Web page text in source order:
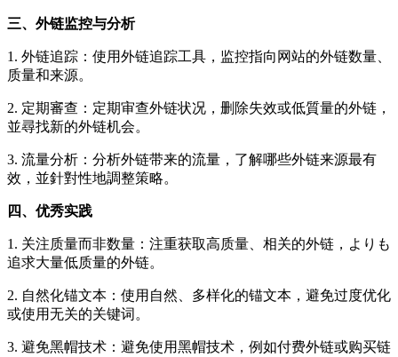
三、外链监控与分析
1. 外链追踪：使用外链追踪工具，监控指向网站的外链数量、
质量和来源。
2. 定期審查：定期审查外链状况，删除失效或低質量的外链，
並尋找新的外链机会。
3. 流量分析：分析外链带来的流量，了解哪些外链来源最有
效，並針對性地調整策略。
四、优秀实践
1. 关注质量而非数量：注重获取高质量、相关的外链，よりも
追求大量低质量的外链。
2. 自然化锚文本：使用自然、多样化的锚文本，避免过度优化
或使用无关的关键词。
3. 避免黑帽技术：避免使用黑帽技术，例如付费外链或购买链